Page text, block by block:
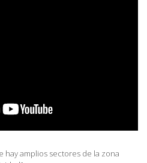
hay amplios sectores de la zona